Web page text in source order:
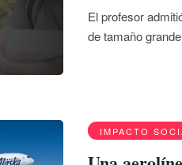
El profesor
de tamaño
IMPACTO